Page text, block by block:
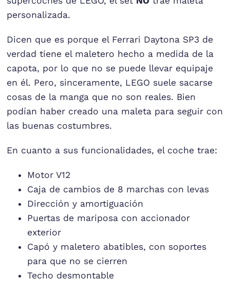
personalizada.
Dicen que es porque el Ferrari Daytona SP3 de
verdad tiene el maletero hecho a medida de la
capota, por lo que no se puede llevar equipaje
en él. Pero, sinceramente, LEGO suele sacarse
cosas de la manga que no son reales. Bien
podían haber creado una maleta para seguir con
las buenas costumbres.
En cuanto a sus funcionalidades, el coche trae:
Motor V12
Caja de cambios de 8 marchas con levas
Dirección y amortiguación
Puertas de mariposa con accionador
exterior
Capó y maletero abatibles, con soportes
para que no se cierren
Techo desmontable